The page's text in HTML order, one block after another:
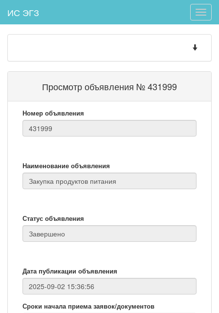
Toggle
ИС ЭГЗ
Toggle
Просмотр объявления № 431999
Номер объявления
Наименование объявления
Статус объявления
Дата публикации объявления
Сроки начала приема заявок/документов